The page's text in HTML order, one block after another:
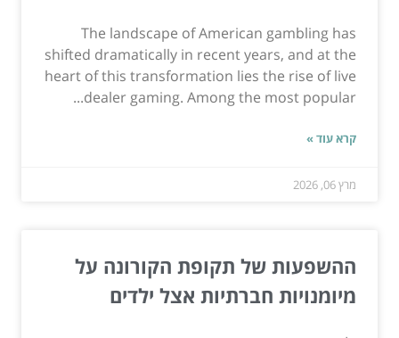
The landscape of American gambling has
shifted dramatically in recent years, and at the
heart of this transformation lies the rise of live
dealer gaming. Among the most popular...
קרא עוד »
מרץ 06, 2026
ההשפעות של תקופת הקורונה על
מיומנויות חברתיות אצל ילדים